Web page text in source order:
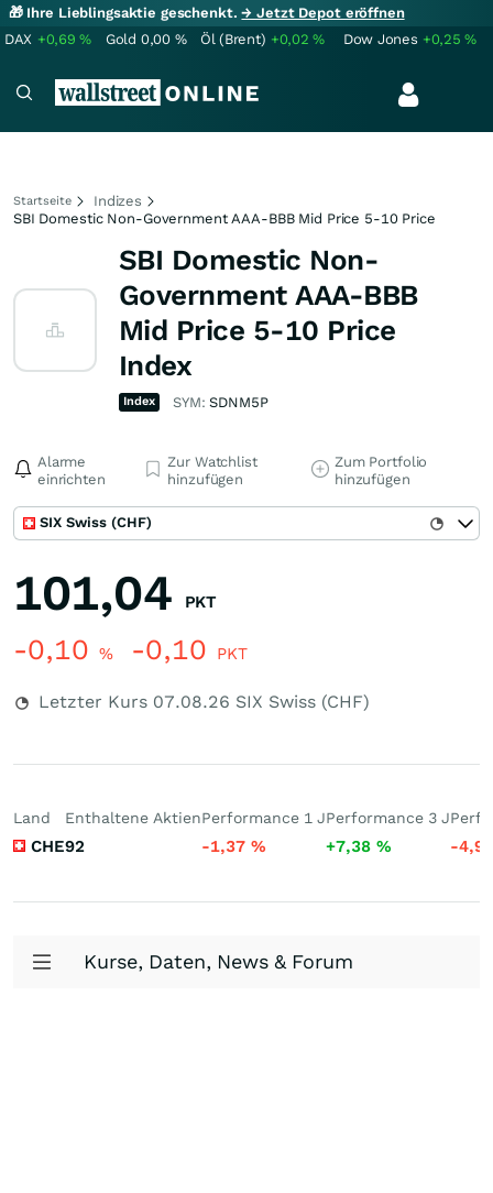
🎁 Ihre Lieblingsaktie geschenkt.→ Jetzt Depot eröffnen
DAX +0,69% Gold 0,00 % Öl (Brent) +0,02% Dow Jones +0,25%
Startseite
Indizes
SBI Domestic Non-Government AAA-BBB Mid Price 5-10 Price
SBI Domestic Non-
Government AAA-BBB
Mid Price 5-10 Price
Index
Index SYM:SDNM5P
Alarme
einrichten
Zur Watchlist
hinzufügen
Zum Portfolio
hinzufügen
SIX Swiss (CHF)
101,04 PKT
-0,10 % -0,10 PKT
Letzter Kurs 07.08.26 SIX Swiss (CHF)
Land
CHE
Enthaltene Aktien
92
Performance 1 J
-1,37 %
Performance 3 J
+7,38 % -
Kurse, Daten, News & Forum